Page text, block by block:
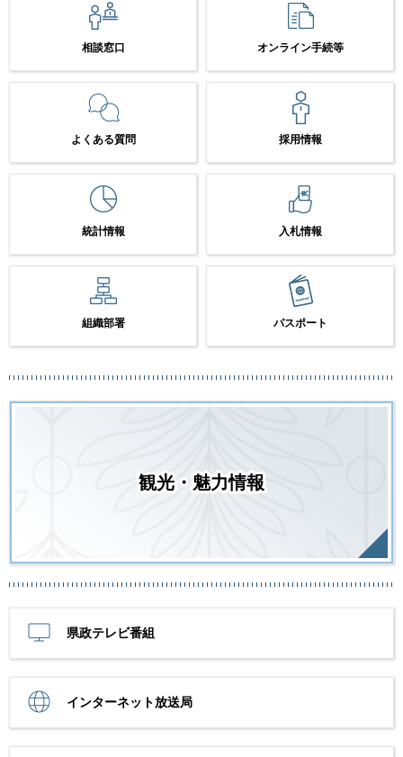
相談窓口 オンライン手続等
よくある質問 採用情報
統計情報 入札情報
組織部署 パスポート
観光・魅力情報
県政テレビ番組
インターネット放送局